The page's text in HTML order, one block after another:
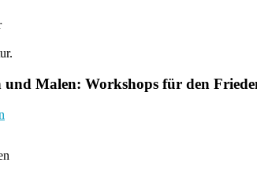
und Malen: Workshops für den